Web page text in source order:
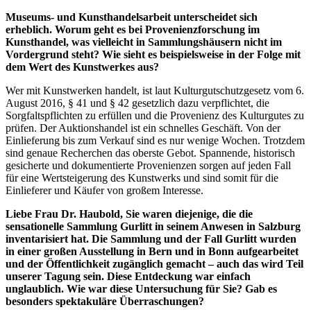
Museums- und Kunsthandelsarbeit unterscheidet sich
erheblich. Worum geht es bei Provenienzforschung im
Kunsthandel, was vielleicht in Sammlungshäusern nicht im
Vordergrund steht? Wie sieht es beispielsweise in der Folge mit
dem Wert des Kunstwerkes aus?
Wer mit Kunstwerken handelt, ist laut Kulturgutschutzgesetz vom 6.
August 2016, § 41 und § 42 gesetzlich dazu verpflichtet, die
Sorgfaltspflichten zu erfüllen und die Provenienz des Kulturgutes zu
prüfen. Der Auktionshandel ist ein schnelles Geschäft. Von der
Einlieferung bis zum Verkauf sind es nur wenige Wochen. Trotzdem
sind genaue Recherchen das oberste Gebot. Spannende, historisch
gesicherte und dokumentierte Provenienzen sorgen auf jeden Fall
für eine Wertsteigerung des Kunstwerks und sind somit für die
Einlieferer und Käufer von großem Interesse.
Liebe Frau Dr. Haubold, Sie waren diejenige, die die
sensationelle Sammlung Gurlitt in seinem Anwesen in Salzburg
inventarisiert hat. Die Sammlung und der Fall Gurlitt wurden
in einer großen Ausstellung in Bern und in Bonn aufgearbeitet
und der Öffentlichkeit zugänglich gemacht – auch das wird Teil
unserer Tagung sein. Diese Entdeckung war einfach
unglaublich. Wie war diese Untersuchung für Sie? Gab es
besonders spektakuläre Überraschungen?